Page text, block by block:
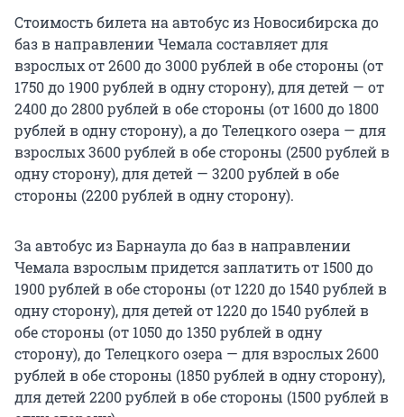
Стоимость билета на автобус из Новосибирска до
баз в направлении Чемала составляет для
взрослых от 2600 до 3000 рублей в обе стороны (от
1750 до 1900 рублей в одну сторону), для детей — от
2400 до 2800 рублей в обе стороны (от 1600 до 1800
рублей в одну сторону), а до Телецкого озера — для
взрослых 3600 рублей в обе стороны (2500 рублей в
одну сторону), для детей — 3200 рублей в обе
стороны (2200 рублей в одну сторону).
За автобус из Барнаула до баз в направлении
Чемала взрослым придется заплатить от 1500 до
1900 рублей в обе стороны (от 1220 до 1540 рублей в
одну сторону), для детей от 1220 до 1540 рублей в
обе стороны (от 1050 до 1350 рублей в одну
сторону), до Телецкого озера — для взрослых 2600
рублей в обе стороны (1850 рублей в одну сторону),
для детей 2200 рублей в обе стороны (1500 рублей в